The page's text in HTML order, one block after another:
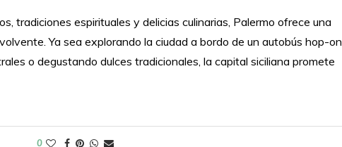
tradiciones espirituales y delicias culinarias, Palermo ofrece una
Ya sea explorando la ciudad a bordo de un autobús hop-on
o degustando dulces tradicionales, la capital siciliana promete
0